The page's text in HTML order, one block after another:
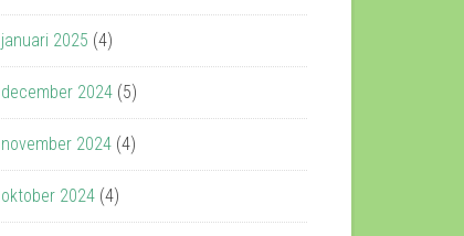
januari 2025 (4)
december 2024 (5)
november 2024 (4)
oktober 2024 (4)